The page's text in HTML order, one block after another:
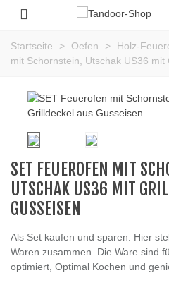
Startseite > Oefen > Holz-
mit Schornstein, Utschak US36
SET FEUEROFEN MIT
UTSCHAK US36 MIT
GUSSEISEN
Als Set kaufen und sparen. Hier
Waren zusammen. Die Ware sind
optimiert, Optimal Kochen und